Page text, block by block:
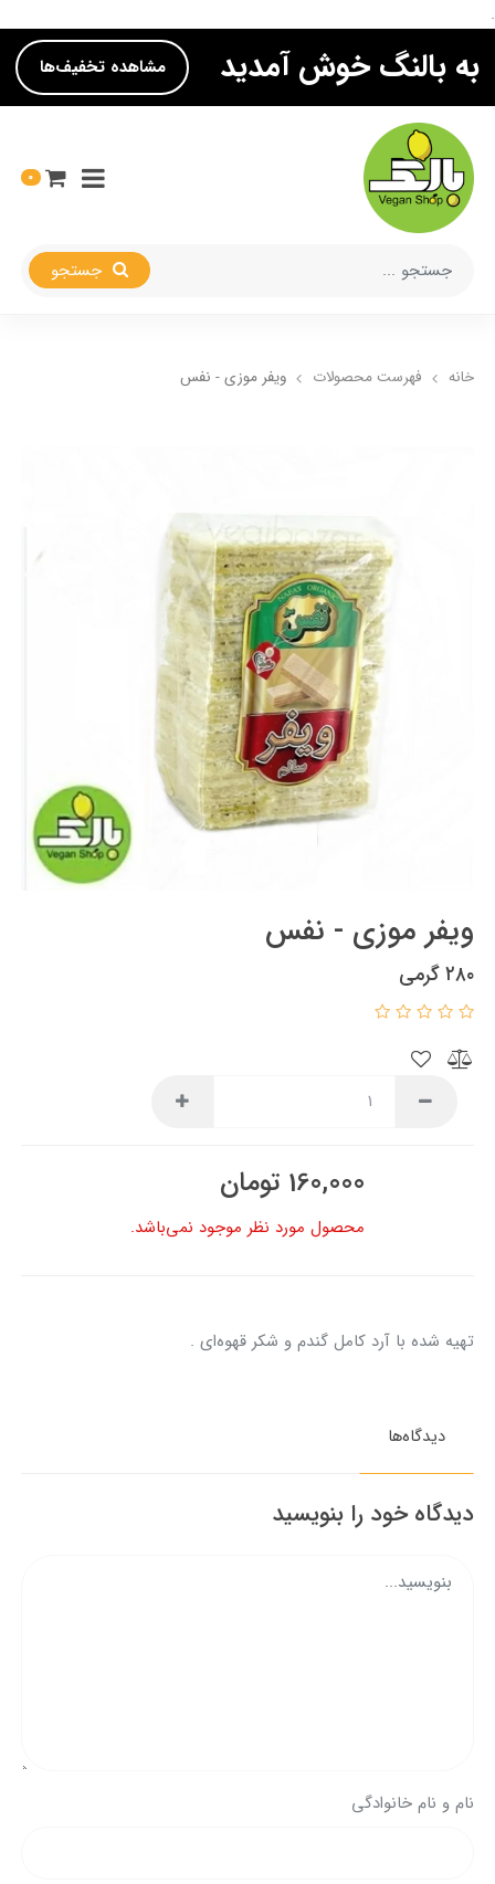
.
به بالنگ خوش آمدید مشاهده تخفیف‌ها
0
خانه فهرست محصولات ویفر موزی - نفس
ویفر موزی - نفس
۲۸۰ گرمی
160,000 تومان
محصول مورد نظر موجود نمی‌باشد.
تهیه شده با آرد کامل گندم و شکر قهوه‌ای .
دیدگاه‌ها
دیدگاه خود را بنویسید
نام و نام خانوادگی